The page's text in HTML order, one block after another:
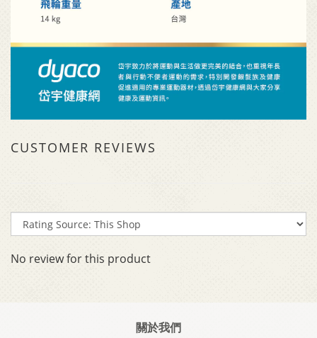
CUSTOMER REVIEWS
No review for this product
關於我們